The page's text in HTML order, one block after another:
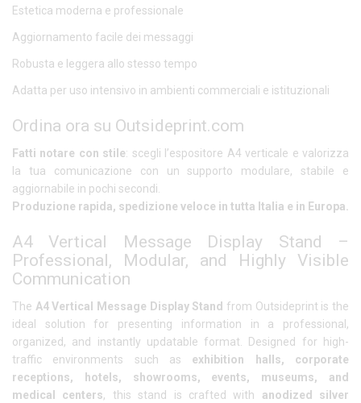
Estetica moderna e professionale
Aggiornamento facile dei messaggi
Robusta e leggera allo stesso tempo
Adatta per uso intensivo in ambienti commerciali e istituzionali
Ordina ora su Outsideprint.com
Fatti notare con stile: scegli l’espositore A4 verticale e valorizza
la tua comunicazione con un supporto modulare, stabile e
aggiornabile in pochi secondi.
Produzione rapida, spedizione veloce in tutta Italia e in Europa.
A4 Vertical Message Display Stand –
Professional, Modular, and Highly Visible
Communication
The A4 Vertical Message Display Stand from Outsideprint is the
ideal solution for presenting information in a professional,
organized, and instantly updatable format. Designed for high-
traffic environments such as exhibition halls, corporate
receptions, hotels, showrooms, events, museums, and
medical centers, this stand is crafted with anodized silver